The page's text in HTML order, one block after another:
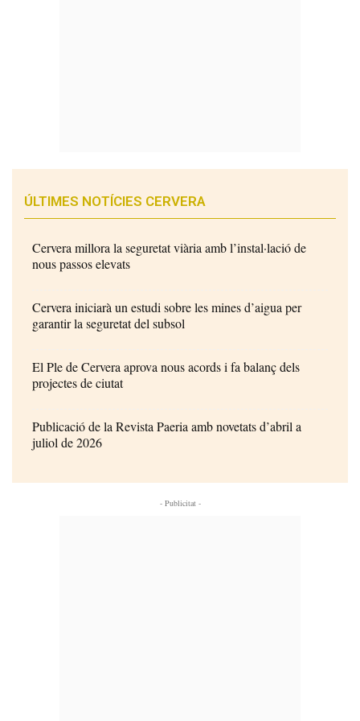
ÚLTIMES NOTÍCIES CERVERA
Cervera millora la seguretat viària amb l’instal·lació de
nous passos elevats
Cervera iniciarà un estudi sobre les mines d’aigua per
garantir la seguretat del subsol
El Ple de Cervera aprova nous acords i fa balanç dels
projectes de ciutat
Publicació de la Revista Paeria amb novetats d’abril a
juliol de 2026
- Publicitat -